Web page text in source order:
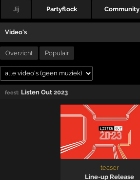
Jij Partyflock Community
Video's
Overzicht Populair
feest: Listen Out 2023
teaser
Line-up Release